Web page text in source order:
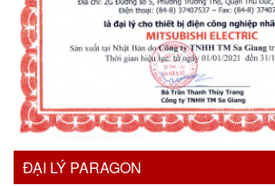
ĐẠI LÝ PARAGON